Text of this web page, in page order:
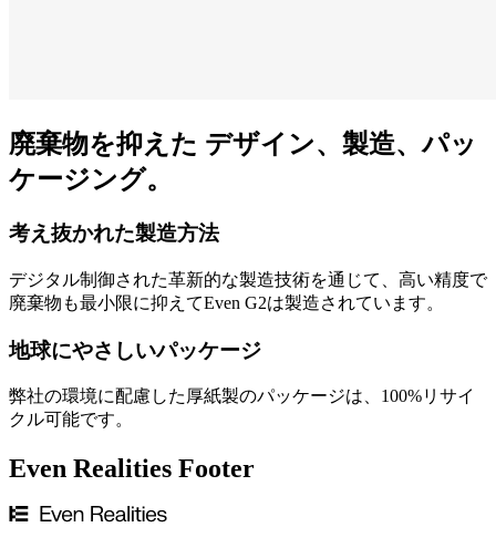
廃棄物を抑えた デザイン、製造、パッ
ケージング。
考え抜かれた製造方法
デジタル制御された革新的な製造技術を通じて、高い精度で
廃棄物も最小限に抑えてEven G2は製造されています。
地球にやさしいパッケージ
弊社の環境に配慮した厚紙製のパッケージは、100%リサイ
クル可能です。
Even Realities Footer